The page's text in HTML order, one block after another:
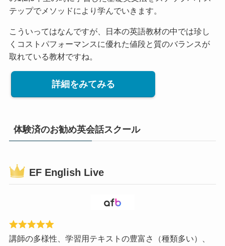
テップでメソッドにより学んでいきます。
こういってはなんですが、日本の英語教材の中では珍し
くコストパフォーマンスに優れた値段と質のバランスが
取れている教材ですね。
詳細をみてみる
体験済のお勧め英会話スクール
EF English Live
講師の多様性、学習用テキストの豊富さ（種類多い）、